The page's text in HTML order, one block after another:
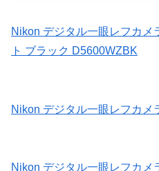
Nikon デジタル一眼レフカメ
ト ブラック D5600WZBK
Nikon デジタル一眼レフカメ
Nikon デジタル一眼レフカメ